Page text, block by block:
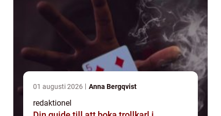
01 augusti 2026 Anna Bergqvist
redaktionel